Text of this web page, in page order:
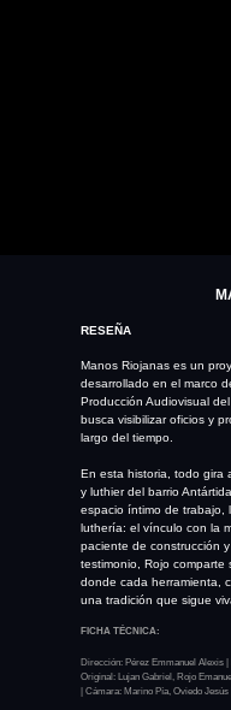
RESEÑA
Manos Riojanas es un
desarrollado en el marco
Producción Audiovisual
busca visibilizar oficios y
largo del tiempo.
En esta historia, todo gira
y luthier del barrio
espacio íntimo de trabajo,
luthería: el vínculo con la
paciente de construcción
testimonio, Rojo comparte
donde cada herramienta,
una tradición que sigue
FICHA TÉCNICA:
Dirección: Pérez Emmanuel Alexis |
Original: Lujan Gabriel, Rojo
|Cámara: Marino Pía,Oviedo Jesús |